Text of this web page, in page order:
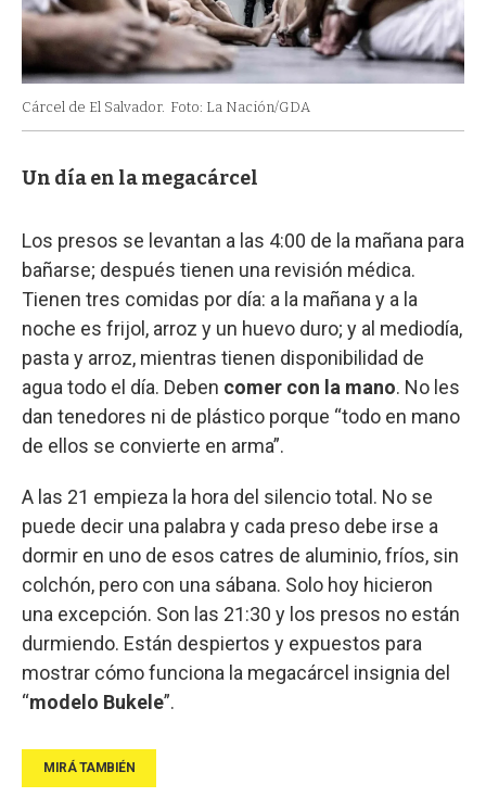
Cárcel de El Salvador. Foto: La Nación/GDA
Un día en la megacárcel
Los presos se levantan a las 4:00 de la mañana para
bañarse; después tienen una revisión médica.
Tienen tres comidas por día: a la mañana y a la
noche es frijol, arroz y un huevo duro; y al mediodía,
pasta y arroz, mientras tienen disponibilidad de
agua todo el día. Deben comer con la mano. No les
dan tenedores ni de plástico porque “todo en mano
de ellos se convierte en arma”.
A las 21 empieza la hora del silencio total. No se
puede decir una palabra y cada preso debe irse a
dormir en uno de esos catres de aluminio, fríos, sin
colchón, pero con una sábana. Solo hoy hicieron
una excepción. Son las 21:30 y los presos no están
durmiendo. Están despiertos y expuestos para
mostrar cómo funciona la megacárcel insignia del
“modelo Bukele”.